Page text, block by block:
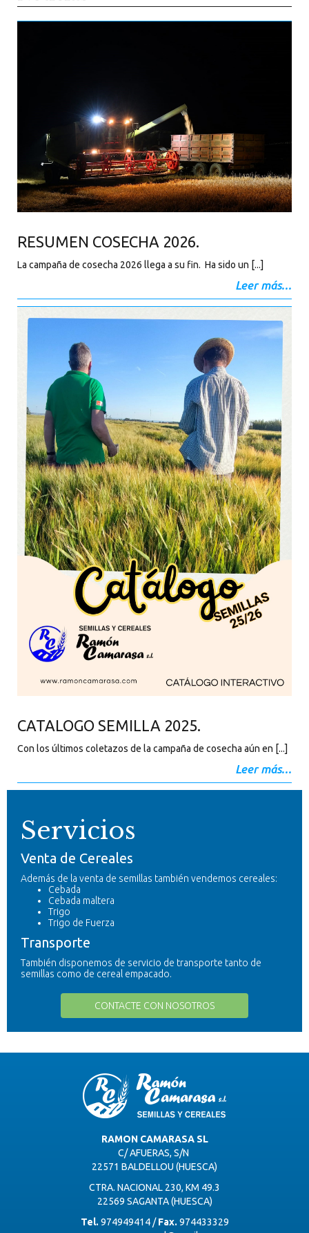
RESUMEN COSECHA 2026.
La campaña de cosecha 2026 llega a su fin. Ha sido un [...]
Leer más...
CATALOGO SEMILLA 2025.
Con los últimos coletazos de la campaña de cosecha aún en [...]
Leer más...
Servicios
Venta de Cereales
Además de la venta de semillas también vendemos cereales:
Cebada
Cebada maltera
Trigo
Trigo de Fuerza
Transporte
También disponemos de servicio de transporte tanto de
semillas como de cereal empacado.
CONTACTE CON NOSOTROS
RAMON CAMARASA SL
C/ AFUERAS, S/N
22571 BALDELLOU (HUESCA)
CTRA. NACIONAL 230, KM 49.3
22569 SAGANTA (HUESCA)
Tel. 974949414 /Fax. 974433329